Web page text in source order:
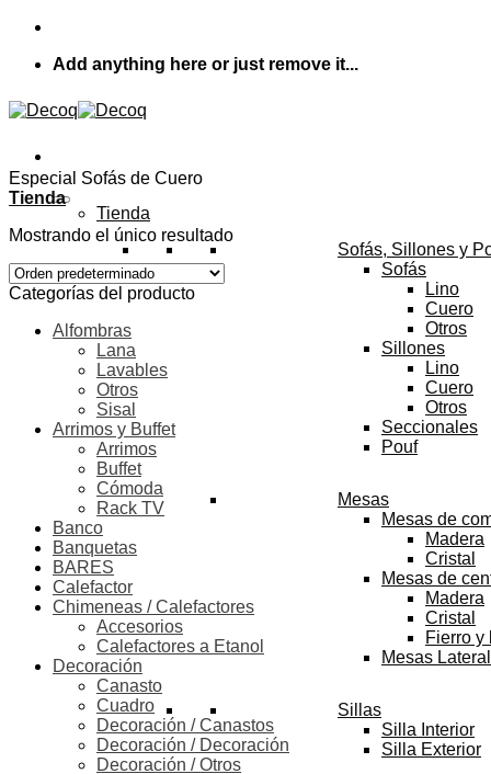
Skip
contentAdd anything here or just remove it...
Tienda
Sofás, Sillones y
Sofás
Lino
Cuero
Otros
Sillones
Lino
Cuero
Otros
Seccionales
Pouf
Mesas
Mesas de
Madera
Cristal
Mesas de
Madera
Cristal
Fierro y
Mesas
Sillas
Silla Interior
Silla Exterior
Especial Sofás de Cuero
Tienda
Mostrando el único resultado
Categorías del producto
Alfombras
Lana
Lavables
Otros
Sisal
Arrimos y Buffet
Arrimos
Buffet
Cómoda
Rack TV
Banco
Banquetas
BARES
Calefactor
Chimeneas / Calefactores
Accesorios
Calefactores a Etanol
Decoración
Canasto
Cuadro
Decoración / Canastos
Decoración / Decoración
Decoración / Otros